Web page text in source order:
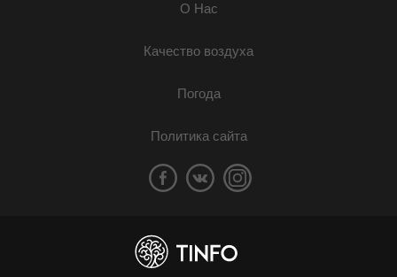
О Нас
Качество воздуха
Погода
Политика сайта